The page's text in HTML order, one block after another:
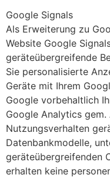
Google Signals
Als Erweiterung zu
Website Google
geräteübergreifende
Sie personalisierte
Geräte mit Ihrem
Google vorbehaltlich
Google Analytics gem.
Nutzungsverhalten
Datenbankmodelle,
geräteübergreifenden
erhalten keine